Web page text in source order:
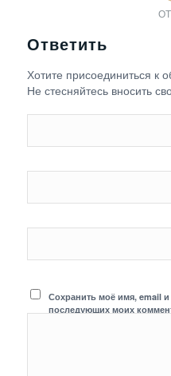
Ответить
Хотите присоединиться к
Не стесняйтесь вносить
Сохранить моё имя, email и
последующих моих